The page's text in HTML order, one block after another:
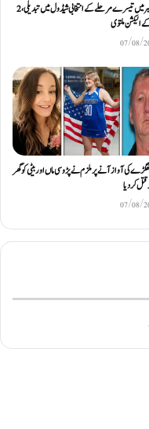
آزادکشمیر میں تیسرے مرحلے کے انتخابی شیڈول میں تبدیلی، 2
الیکشن ملتوی
07/08/
کی آواز آنے پر ملزم نے پڑوسی ماں اور بیٹی کو گھر
کر دیا
07/08/